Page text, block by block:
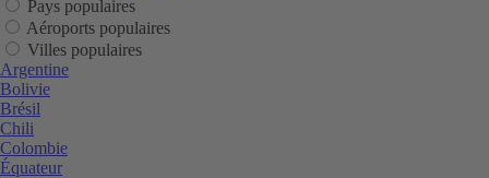
Pays populaires
Aéroports populaires
Villes populaires
Argentine
Bolivie
Brésil
Chili
Colombie
Équateur